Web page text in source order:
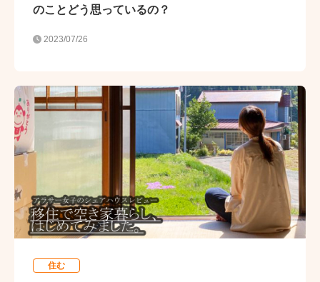
のことどう思っているの？
2023/07/26
住む